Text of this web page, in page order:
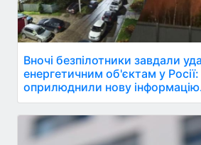
Вночі безпілотники завдали
енергетичним об'єктам у
оприлюднили нову